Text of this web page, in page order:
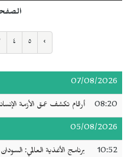
الصفحة ١
٤ ٥ ›
07/08/2026
08:20 أرقام تكشف عمق الأزمة
05/08/2026
10:52 برنامج الأغذية العالمي: